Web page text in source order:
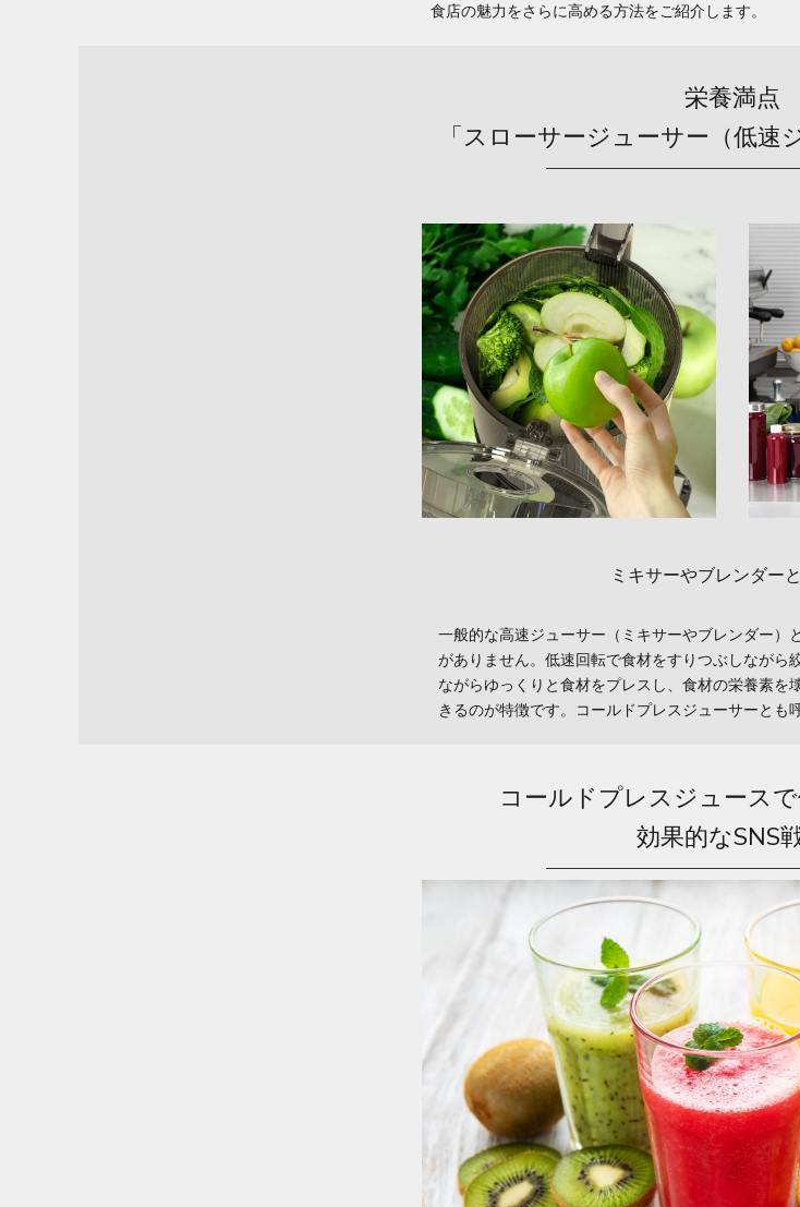
食店の魅力をさらに高める方法をご紹介します。
栄養満点
「スローサージューサー（低速
ミキサーやブレンダー
一般的な高速ジューサー（ミキサーやブレンダー）
がありません。低速回転で食材をすりつぶしながら
ながらゆっくりと食材をプレスし、食材の栄養素を
きるのが特徴です。コールドプレスジューサーとも
コールドプレスジュースで
効果的なSNS